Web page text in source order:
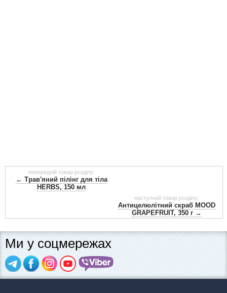
попередній товар розділу:
← Трав'яний пілінг для тіла
HERBS, 150 мл
наступний товар розділу:
Антицелюлітний скраб MOOD
GRAPEFRUIT, 350 г →
Ми у соцмережах